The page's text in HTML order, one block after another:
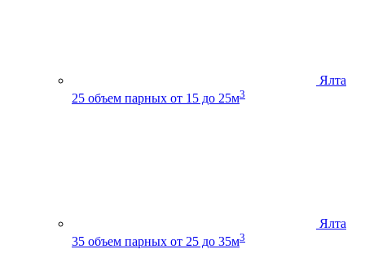
Ялта
25 объем парных от 15 до 25м3
Ялта
35 объем парных от 25 до 35м3